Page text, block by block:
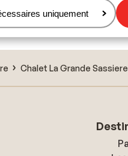
uniquement
Résidence CGH Kalinda
Chalet La Grande Sassiere